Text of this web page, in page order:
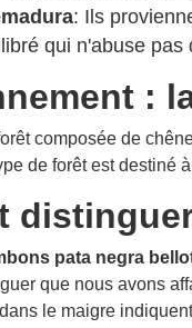
: Ils
qui n'abuse
:
composée de
de forêt est destiné
pata negra
que nous avons
le maigre